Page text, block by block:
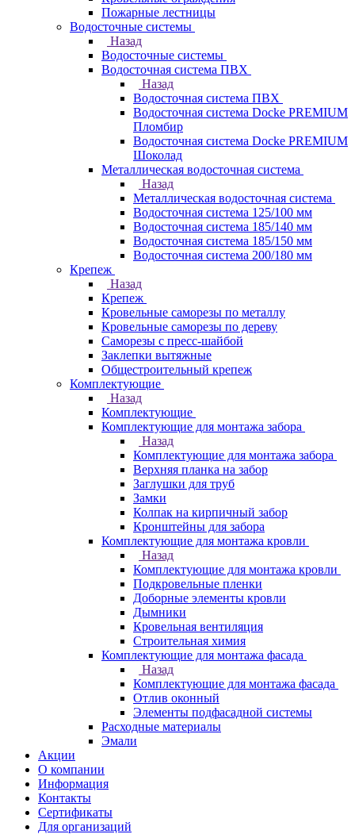
Пожарные лестницы
Водосточные системы
Назад
Водосточные системы
Водосточная система ПВХ
Назад
Водосточная система ПВХ
Водосточная система Docke PREMIUM
Пломбир
Водосточная система Docke PREMIUM
Шоколад
Металлическая водосточная система
Назад
Металлическая водосточная система
Водосточная система 125/100 мм
Водосточная система 185/140 мм
Водосточная система 185/150 мм
Водосточная система 200/180 мм
Крепеж
Назад
Крепеж
Кровельные саморезы по металлу
Кровельные саморезы по дереву
Саморезы с пресс-шайбой
Заклепки вытяжные
Общестроительный крепеж
Комплектующие
Назад
Комплектующие
Комплектующие для монтажа забора
Назад
Комплектующие для монтажа забора
Верхняя планка на забор
Заглушки для труб
Замки
Колпак на кирпичный забор
Кронштейны для забора
Комплектующие для монтажа кровли
Назад
Комплектующие для монтажа кровли
Подкровельные пленки
Доборные элементы кровли
Дымники
Кровельная вентиляция
Строительная химия
Комплектующие для монтажа фасада
Назад
Комплектующие для монтажа фасада
Отлив оконный
Элементы подфасадной системы
Расходные материалы
Эмали
Акции
О компании
Информация
Контакты
Сертификаты
Для организаций